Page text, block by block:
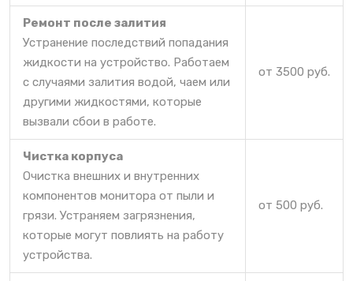
Ремонт после залития
Устранение последствий попадания
жидкости на устройство. Работаем
с случаями залития водой, чаем или
другими жидкостями, которые
вызвали сбои в работе.
от 3500 руб.
Чистка корпуса
Очистка внешних и внутренних
компонентов монитора от пыли и
грязи. Устраняем загрязнения,
которые могут повлиять на работу
устройства.
от 500 руб.